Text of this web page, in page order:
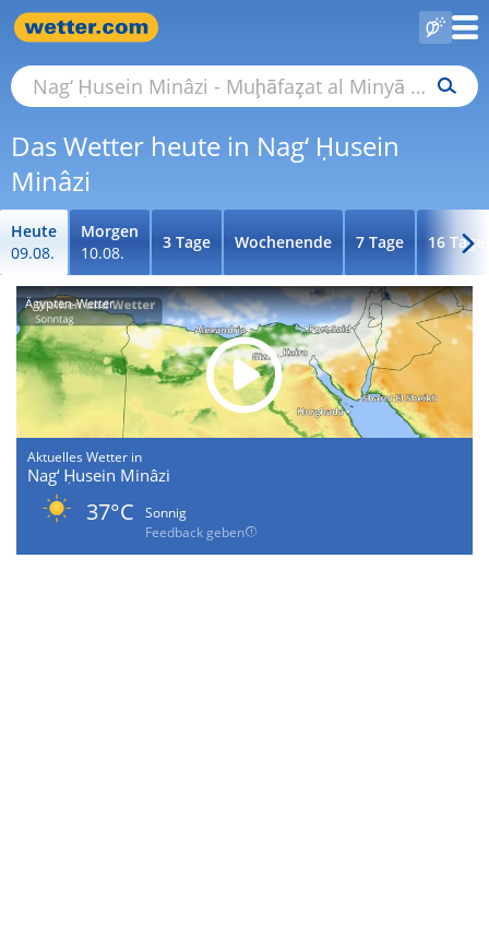
Das Wetter heute in Nag‘ Ḥusein
Minâzi
Heute
09.08.
Morgen
10.08.
3 Tage Wochenende 7 Tage 16 Tage
Ägypten-Wetter
Aktuelles Wetter in
Nag‘ Ḥusein Minâzi
37°C
Sonnig
Feedback geben